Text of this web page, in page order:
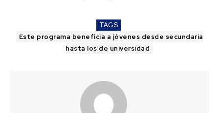
TAGS
Este programa beneficia a jóvenes desde secundaria
hasta los de universidad